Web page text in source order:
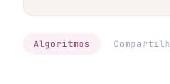
Algoritmos